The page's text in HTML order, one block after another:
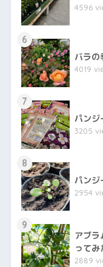
4596
6
バラの
4019
7
パンジ
3205
8
パンジ
2954
9
アブラ
ってみ
2889